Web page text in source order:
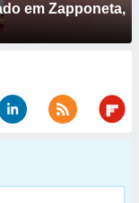
em Zapponeta,